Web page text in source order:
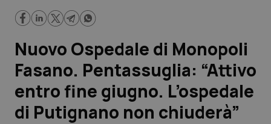
Regioni e Asl
Lavoro e Professioni
Scienza e Farmaci
Studi e Analisi
Nuovo Ospedale di Monopoli
Fasano. Pentassuglia: “Attivo
entro fine giugno. L’ospedale
di Putignano non chiuderà”